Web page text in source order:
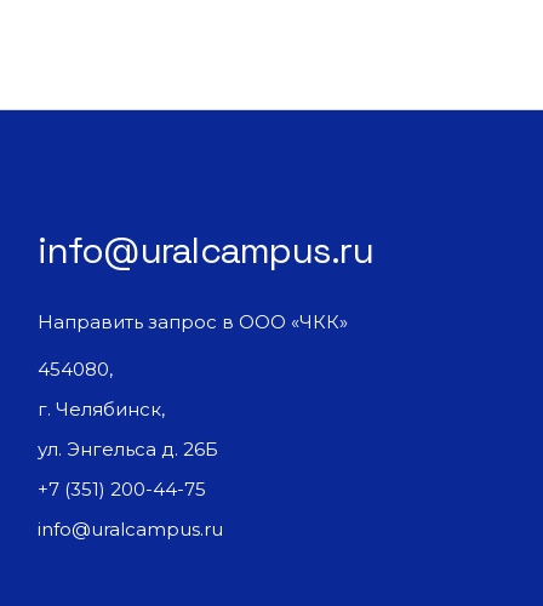
info@uralcampus.ru
Направить запрос в ООО «ЧКК»
454080,
г. Челябинск,
ул. Энгельса д. 26Б
+7 (351) 200-44-75
info@uralcampus.ru